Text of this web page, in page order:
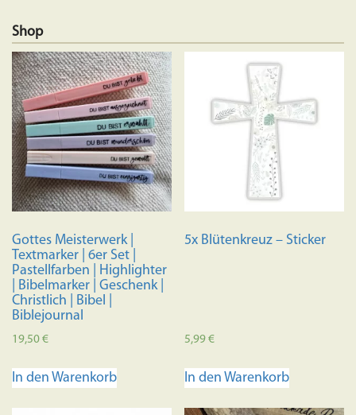
Shop
Gottes Meisterwerk |
Textmarker | 6er Set |
Pastellfarben | Highlighter
| Bibelmarker | Geschenk |
Christlich | Bibel |
Biblejournal
19,50€
In den Warenkorb
5x Blütenkreuz – Sticker
5,99€
In den Warenkorb